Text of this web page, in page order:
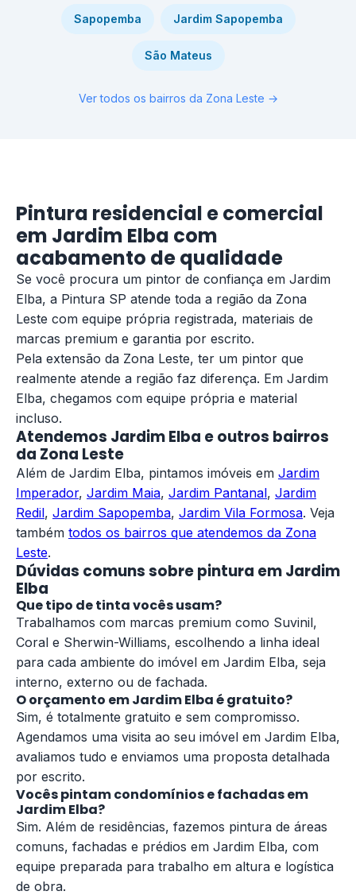
Sapopemba Jardim Sapopemba
São Mateus
Ver todos os bairros da Zona Leste →
Pintura residencial e comercial
em Jardim Elba com
acabamento de qualidade
Se você procura um pintor de confiança em Jardim
Elba, a Pintura SP atende toda a região da Zona
Leste com equipe própria registrada, materiais de
marcas premium e garantia por escrito.
Pela extensão da Zona Leste, ter um pintor que
realmente atende a região faz diferença. Em Jardim
Elba, chegamos com equipe própria e material
incluso.
Atendemos Jardim Elba e outros bairros
da Zona Leste
Além de Jardim Elba, pintamos imóveis em Jardim
Imperador, Jardim Maia, Jardim Pantanal, Jardim
Redil, Jardim Sapopemba, Jardim Vila Formosa. Veja
também todos os bairros que atendemos da Zona
Leste.
Dúvidas comuns sobre pintura em Jardim
Elba
Que tipo de tinta vocês usam?
Trabalhamos com marcas premium como Suvinil,
Coral e Sherwin-Williams, escolhendo a linha ideal
para cada ambiente do imóvel em Jardim Elba, seja
interno, externo ou de fachada.
O orçamento em Jardim Elba é gratuito?
Sim, é totalmente gratuito e sem compromisso.
Agendamos uma visita ao seu imóvel em Jardim Elba,
avaliamos tudo e enviamos uma proposta detalhada
por escrito.
Vocês pintam condomínios e fachadas em
Jardim Elba?
Sim. Além de residências, fazemos pintura de áreas
comuns, fachadas e prédios em Jardim Elba, com
equipe preparada para trabalho em altura e logística
de obra.